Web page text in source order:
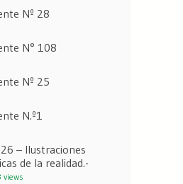
Nº 28
N° 108
Nº 25
N.º1
– Ilustraciones
de la realidad.-
views